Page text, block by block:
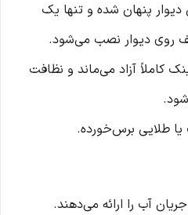
پنهان شده و تنها یک
روی دیوار نصب می‌شود.
کاملاً آزاد می‌ماند و نظافت
طلایی برس‌خورده.
آب را ارائه می‌دهند.